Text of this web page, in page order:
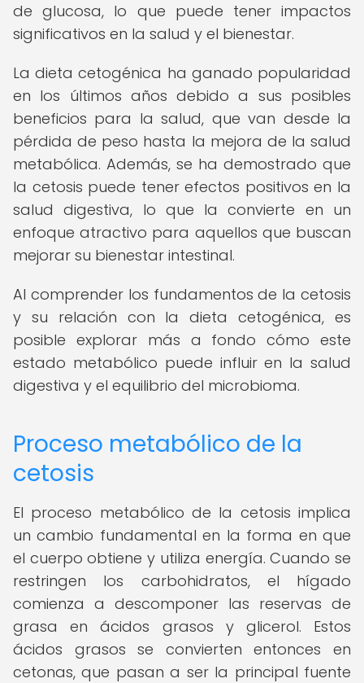
de glucosa, lo que puede tener impactos
significativos en la salud y el bienestar.
La dieta cetogénica ha ganado popularidad
en los últimos años debido a sus posibles
beneficios para la salud, que van desde la
pérdida de peso hasta la mejora de la salud
metabólica. Además, se ha demostrado que
la cetosis puede tener efectos positivos en la
salud digestiva, lo que la convierte en un
enfoque atractivo para aquellos que buscan
mejorar su bienestar intestinal.
Al comprender los fundamentos de la cetosis
y su relación con la dieta cetogénica, es
posible explorar más a fondo cómo este
estado metabólico puede influir en la salud
digestiva y el equilibrio del microbioma.
Proceso metabólico de la
cetosis
El proceso metabólico de la cetosis implica
un cambio fundamental en la forma en que
el cuerpo obtiene y utiliza energía. Cuando se
restringen los carbohidratos, el hígado
comienza a descomponer las reservas de
grasa en ácidos grasos y glicerol. Estos
ácidos grasos se convierten entonces en
cetonas, que pasan a ser la principal fuente